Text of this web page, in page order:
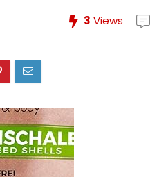
3 Views